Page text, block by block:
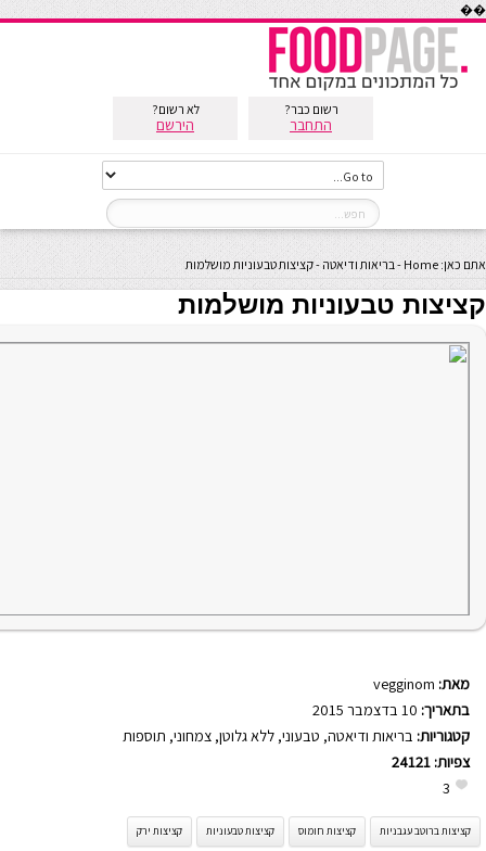
��
רשום כבר?
התחבר
לא רשום?
הירשם
אתם כאן: Home
-בריאות ודיאטה -קציצות טבעוניות מושלמות
קציצות טבעוניות מושלמות
מאת: vegginom
בתאריך:
קטגוריות: בריאות ודיאטה, טבעוני, ללא גלוטן, צמחוני, תוספות
צפיות: 24121
3
קציצות ברוטב עגבניות קציצות חומוס קציצות טבעוניות קציצות ירק